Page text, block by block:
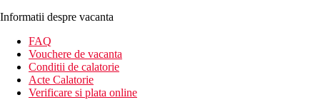
Informatii despre vacanta
FAQ
Vouchere de vacanta
Conditii de calatorie
Acte Calatorie
Verificare si plata online